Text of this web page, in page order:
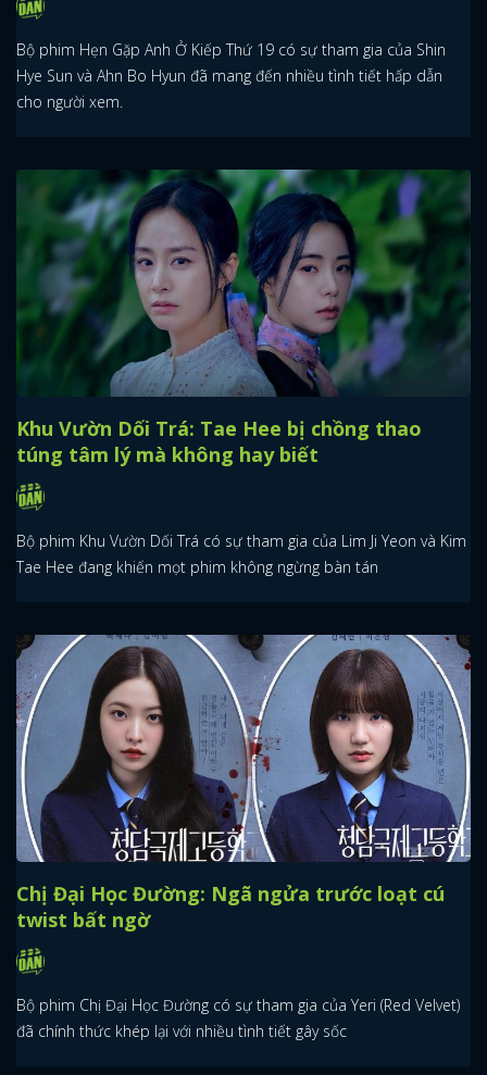
Bộ phim Hẹn Gặp Anh Ở Kiếp Thứ 19 có sự tham gia của Shin
Hye Sun và Ahn Bo Hyun đã mang đến nhiều tình tiết hấp dẫn
cho người xem.
Khu Vườn Dối Trá: Tae Hee bị chồng thao
túng tâm lý mà không hay biết
Bộ phim Khu Vườn Dối Trá có sự tham gia của Lim Ji Yeon và Kim
Tae Hee đang khiến mọt phim không ngừng bàn tán
Chị Đại Học Đường: Ngã ngửa trước loạt cú
twist bất ngờ
Bộ phim Chị Đại Học Đường có sự tham gia của Yeri (Red Velvet)
đã chính thức khép lại với nhiều tình tiết gây sốc